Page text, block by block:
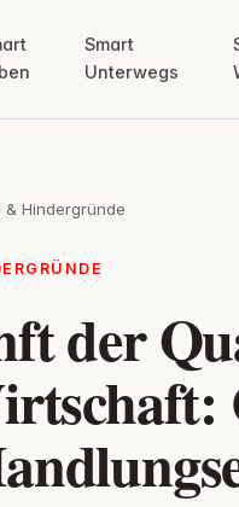
Smart
Unterwegs
& Hindergründe
der